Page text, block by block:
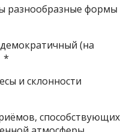
разнообразные формы
(на
*
и склонности
способствующих